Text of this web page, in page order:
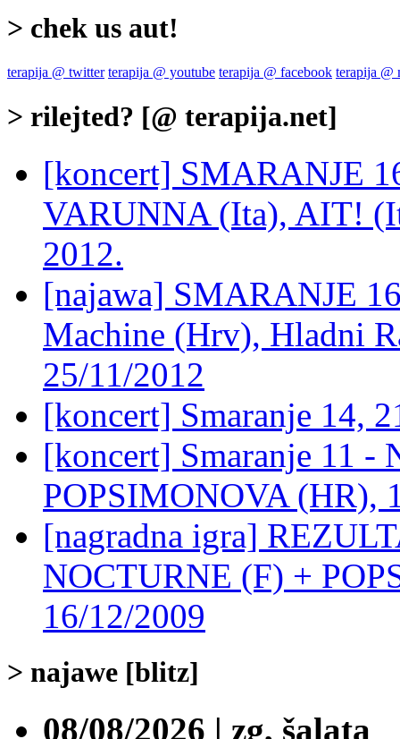
> chek us aut!
terapija @ twitter terapija @ youtube terapija @ facebook terapija @
> rilejted? [@ terapija.net]
[koncert] SMARANJE
VARUNNA (Ita), AIT!
2012.
[najawa] SMARANJE
Machine (Hrv), Hladni
25/11/2012
[koncert] Smaranje 14,
[koncert] Smaranje 11 -
POPSIMONOVA (HR),
[nagradna igra]
NOCTURNE (F) +
16/12/2009
> najawe [blitz]
08/08/2026 | zg, šalata